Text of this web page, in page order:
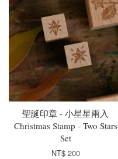
聖誕印章 - 小星星兩入
Christmas Stamp - Two Stars
Set
NT$ 200